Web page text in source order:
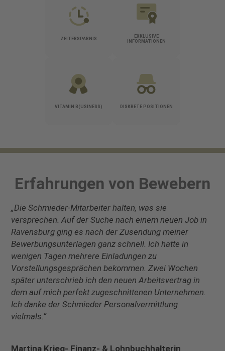
ZEITERSPARNIS
EXKLUSIVE
INFORMATIONEN
VITAMIN B(USINESS) DISKRETE POSITIONEN
Erfahrungen von Bewebern
„Die Schmieder-Mitarbeiter halten, was sie
versprechen. Auf der Suche nach einem neuen Job in
Ravensburg ging es nach der Zusendung meiner
Bewerbungsunterlagen ganz schnell. Ich hatte in
wenigen Tagen mehrere Einladungen zu
Vorstellungsgesprächen bekommen. Zwei Wochen
später unterschrieb ich den neuen Arbeitsvertrag in
dem auf mich perfekt zugeschnittenen Unternehmen.
Ich danke der Schmieder Personalvermittlung
vielmals.“
Martina Krieg- Finanz- & Lohnbuchhalterin